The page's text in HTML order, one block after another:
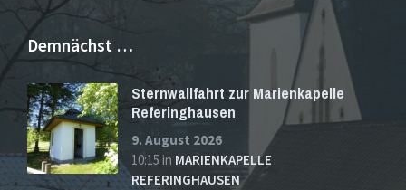
Demnächst …
Sternwallfahrt zur Marienkapelle
Referinghausen
9. August 2026
10:15 in MARIENKAPELLE
REFERINGHAUSEN